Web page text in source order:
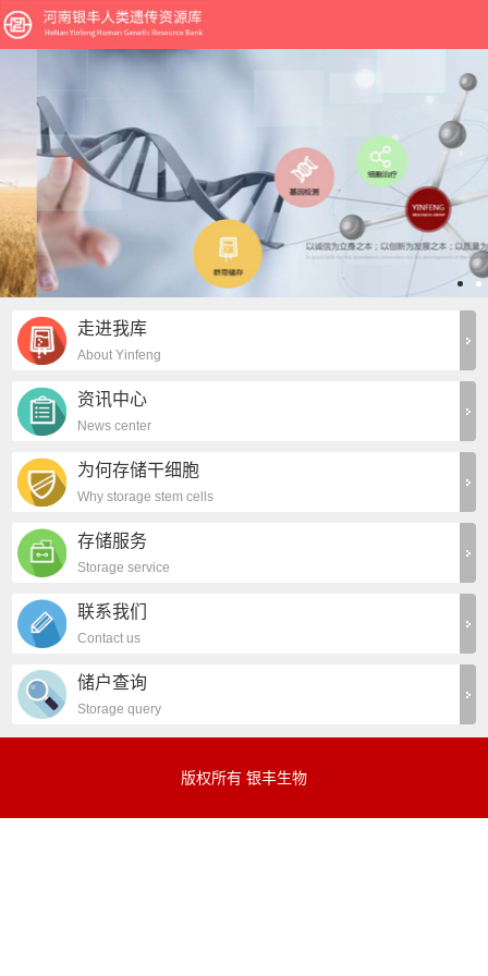
走进我库
About Yinfeng
资讯中心
News center
为何存储干细胞
Why storage stem cells
存储服务
Storage service
联系我们
Contact us
储户查询
Storage query
版权所有 银丰生物